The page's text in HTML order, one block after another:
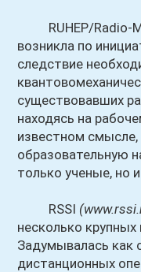
RUHEP/Radio-
возникла по
следствие
существовавших
находясь на
известном
образовательную
только ученые, но
RSSI
несколько
Задумывалась как
дистанционных